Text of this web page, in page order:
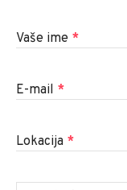
Vaše ime *
E-mail *
Lokacija *